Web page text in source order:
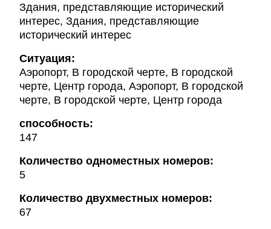
Здания, представляющие исторический
интерес, Здания, представляющие
исторический интерес
Ситуация:
Аэропорт, В городской черте, В городской
черте, Центр города, Аэропорт, В городской
черте, В городской черте, Центр города
способность:
147
Количество одноместных номеров:
5
Количество двухместных номеров:
67